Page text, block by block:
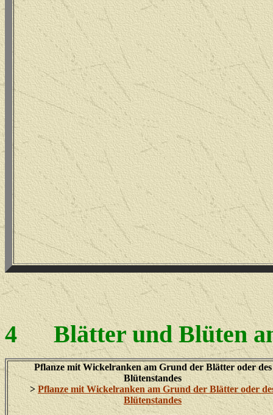
4Blätter und Blüten
Pflanze mit Wickelranken am Grund der Blätter oder des
Blütenstandes
> Pflanze mitWickelranken am Grund der Blätter oder
Blütenstandes